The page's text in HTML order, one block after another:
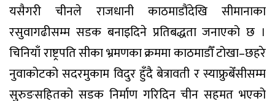
यसैगरी चीनले राजधानी काठमाडौंदेखि सीमानाका
रसुवागढीसम्म सडक बनाइदिने प्रतिबद्धता जनाएको छ ।
चिनियाँ राष्ट्रपति सीका भ्रमणका क्रममा काठमाडौँ टोखा–छहरे
नुवाकोटको सदरमुकाम विदुर हुँदै बेत्रावती र स्याफ्रुबेँसीसम्म
सुरुङसहितको सडक निर्माण गरिदिन चीन सहमत भएको